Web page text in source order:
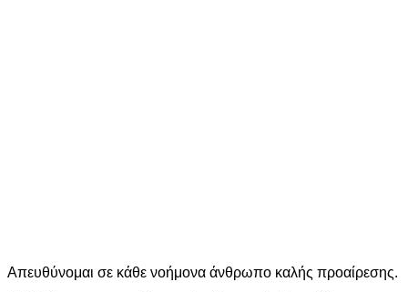
Απευθύνομαι σε κάθε νοήμονα άνθρωπο καλής προαίρεσης.